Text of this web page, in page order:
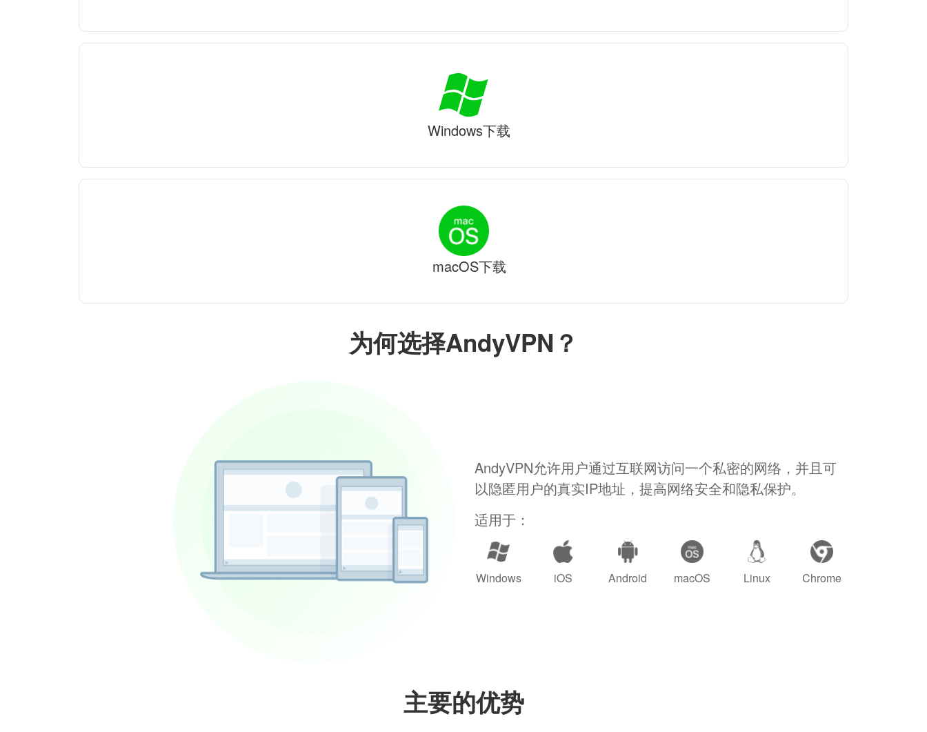
为何选择AndyVPN？
AndyVPN允许用户通过互联网访问一个私密的网络，并且可
以隐匿用户的真实IP地址，提高网络安全和隐私保护。
适用于：
Windows iOS Android macOS Linux Chrome
主要的优势
Windows下载
macOS下载